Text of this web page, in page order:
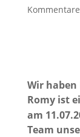
Kommentare
Wir
Romy ist
am
Team